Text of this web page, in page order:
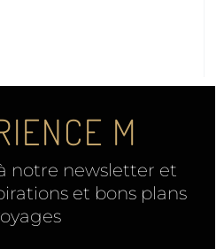
M
notre newsletter et
et bons plans